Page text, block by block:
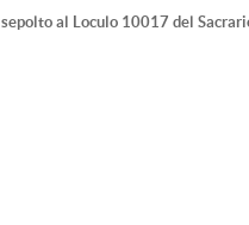
sepolto al Loculo 10017 del